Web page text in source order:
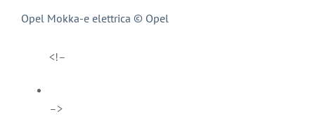
Opel Mokka-e elettrica © Opel
<!–
–>